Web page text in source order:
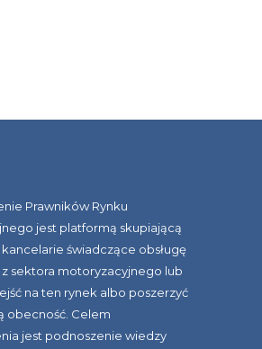
Prawników Rynku
jest platformą skupiającą
świadczące obsługę
sektora motoryzacyjnego lub
na ten rynek albo poszerzyć
obecność. Celem
jest podnoszenie wiedzy